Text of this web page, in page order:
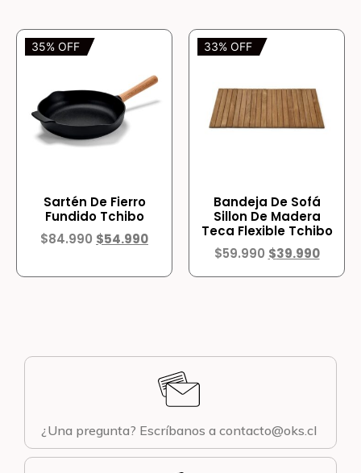
35% OFF
Sartén De Fierro
Fundido Tchibo
$84.990 $54.990
33% OFF
Bandeja De Sofá
Sillon De Madera
Teca Flexible Tchibo
$59.990 $39.990
¿Una pregunta? Escríbanos a contacto@oks.cl